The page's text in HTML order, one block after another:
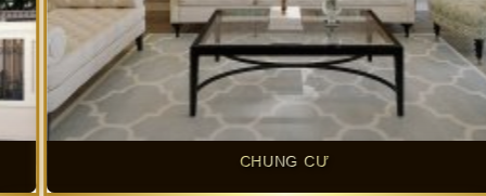
VĂN PHÒNG